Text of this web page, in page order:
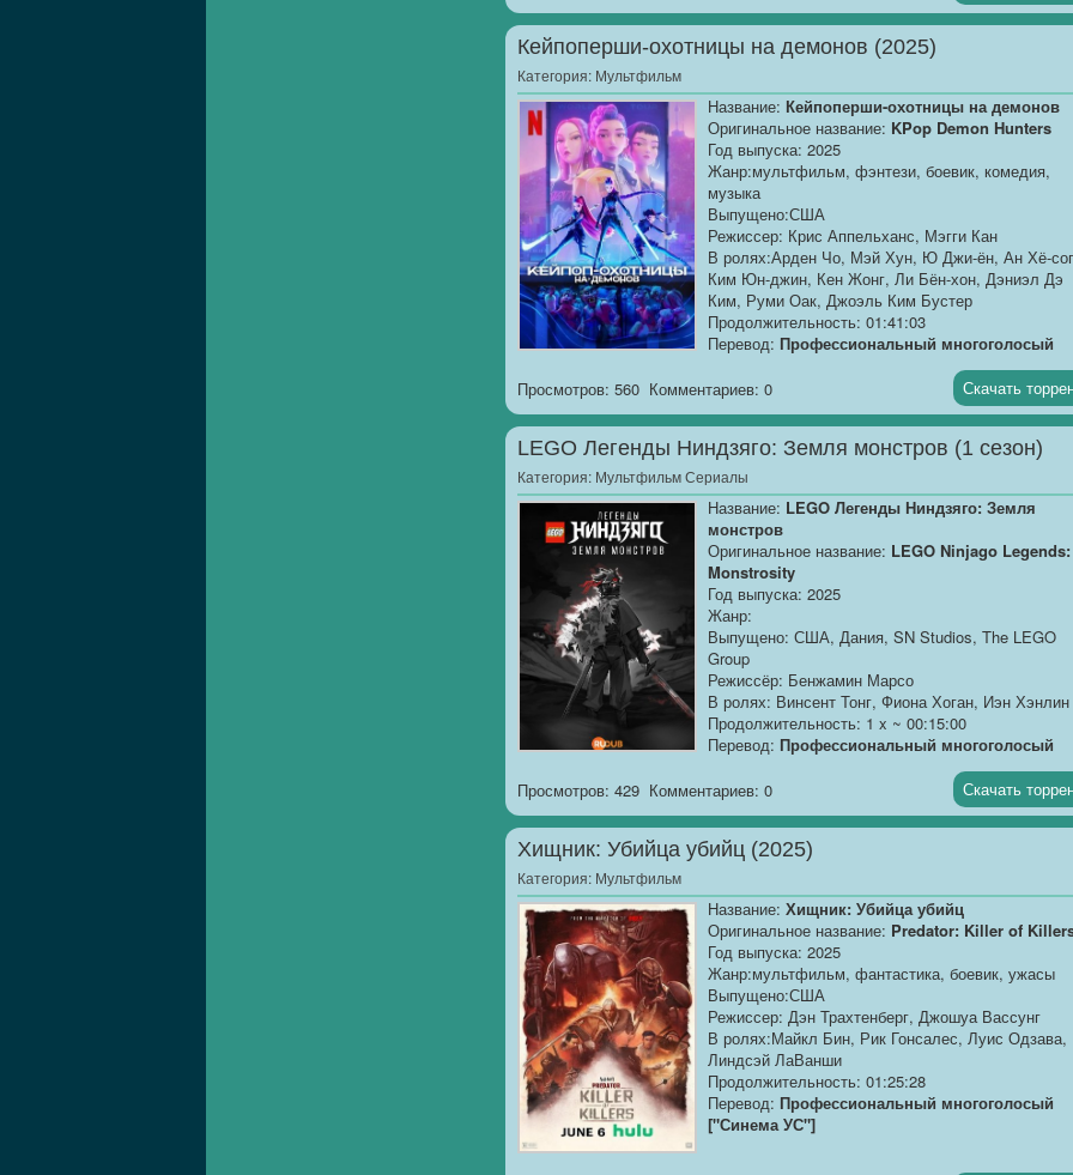
Размер:1.37 GB
последним представителем своего вида. Его
детство прошло среди весёлых кенгуру-
которые нашли его еще младенцем с
удивительным кристаллом на шее. Но однажды
Тео начинают мучать странные видения о его
таинственном прошлом и родной земле, которая
нуждается в спасении. Вместе с новыми
Тео отправляется в приключение по Австралии,
чтобы пройти через джунгли, пустыни и горы,
свою настоящую семью и спасти родные края от
лап врага.
Кейпоперши-охотницы на демонов (2025)
Категория: Мультфильм
Название: Кейпоперши-охотницы на демонов
Оригинальное название: KPop Demon Hunters
Год выпуска: 2025
Жанр:мультфильм, фэнтези, боевик, комедия,
музыка
Выпущено:США
Режиссер: Крис Аппельханс, Мэгги Кан
В ролях:Арден Чо, Мэй Хун, Ю Джи-ён, Ан Хё-
Ким Юн-джин, Кен Жонг, Ли Бён-хон, Дэниэл Дэ
Ким, Руми Оак, Джоэль Ким Бустер
Продолжительность: 01:41:03
Перевод: Профессиональный многоголосый
Размер:1.37 GB
Девчачья...
Просмотров: 560 Комментариев: 0 Скачать
LEGO Легенды Ниндзяго: Земля монстров (1 сезон)
Категория: Мультфильм Сериалы
Название: LEGO Легенды Ниндзяго: Земля
монстров
Оригинальное название: LEGO Ninjago Legends:
Monstrosity
Год выпуска: 2025
Жанр:
Выпущено: США, Дания, SN Studios, The LEGO
Group
Режиссёр: Бенжамин Марсо
В ролях: Винсент Тонг, Фиона Хоган, Иэн Хэнлин
Продолжительность: 1 x ~ 00:15:00
Перевод: Профессиональный многоголосый
Размер:171,87 МБ
После...[/RuDub]
Просмотров: 429 Комментариев: 0 Скачать
Хищник: Убийца убийц (2025)
Категория: Мультфильм
Название: Хищник: Убийца убийц
Оригинальное название: Predator: Killer of
Год выпуска: 2025
Жанр:мультфильм, фантастика, боевик, ужасы
Выпущено:США
Режиссер: Дэн Трахтенберг, Джошуа Вассунг
В ролях:Майкл Бин, Рик Гонсалес, Луис Одзава,
Линдсэй ЛаВанши
Продолжительность: 01:25:28
Перевод: Профессиональный многоголосый
["Синема УС"]